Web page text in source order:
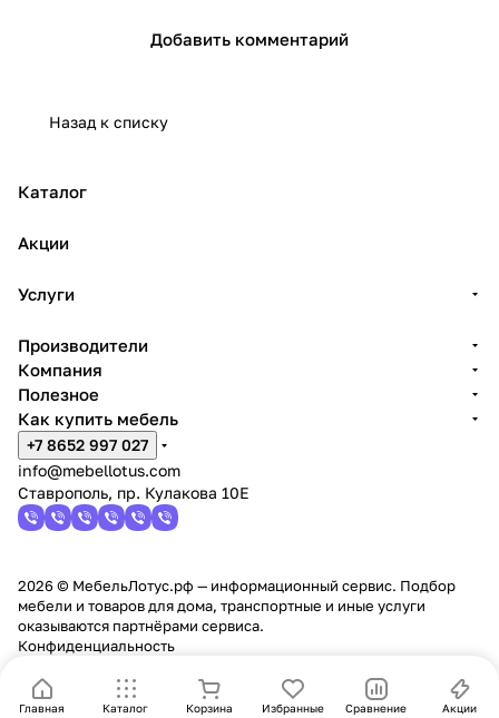
Добавить комментарий
Назад к списку
Главная Каталог Корзина Избранные Сравнение Акции
Каталог
Акции
Услуги
Производители
Компания
Полезное
Как купить мебель
+7 8652 997 027
info@mebellotus.com
Ставрополь, пр. Кулакова 10Е
2026 © МебельЛотус.рф — информационный сервис. Подбор
мебели и товаров для дома, транспортные и иные услуги
оказываются партнёрами сервиса.
Конфиденциальность